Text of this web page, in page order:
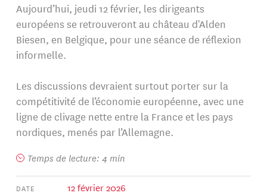
Aujourd’hui, jeudi 12 février, les dirigeants
européens se retrouveront au château d'Alden
Biesen, en Belgique, pour une séance de réflexion
informelle.
Les discussions devraient surtout porter sur la
compétitivité de l’économie européenne, avec une
ligne de clivage nette entre la France et les pays
nordiques, menés par l’Allemagne.
Temps de lecture: 4 min
DATE 12 février 2026